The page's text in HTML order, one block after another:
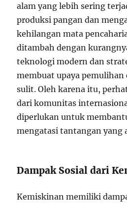
alam yang lebih sering
produksi pangan dan
kehilangan mata
ditambah dengan
teknologi modern dan
membuat upaya
sulit. Oleh karena itu,
dari komunitas
diperlukan untuk
mengatasi tantangan yang
Dampak Sosial dari
Kemiskinan memiliki